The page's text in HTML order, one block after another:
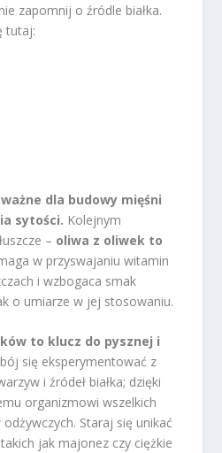
zapomnij o źródle białka.
tutaj:
dla budowy mięśni
sytości. Kolejnym
– oliwa z oliwek to
w przyswajaniu witamin
i wzbogaca smak
o umiarze w jej stosowaniu.
to klucz do pysznej i
się eksperymentować z
i źródeł białka; dzięki
organizmowi wszelkich
Staraj się unikać
jak majonez czy ciężkie